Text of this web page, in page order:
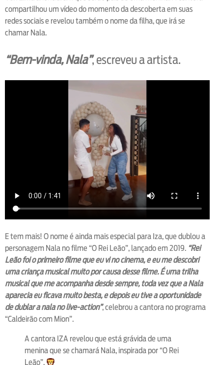
compartilhou um vídeo do momento da descoberta em suas
redes sociais e revelou também o nome da filha, que irá se
chamar Nala.
“Bem-vinda, Nala”, escreveu a artista.
E tem mais! O nome é ainda mais especial para Iza, que dublou a
personagem Nala no filme “O Rei Leão”, lançado em 2019. “Rei
Leão foi o primeiro filme que eu vi no cinema, e eu me descobri
uma criança musical muito por causa desse filme. É uma trilha
musical que me acompanha desde sempre, toda vez que a Nala
aparecia eu ficava muito besta, e depois eu tive a oportunidade
de dublar a nala no live-action”, celebrou a cantora no programa
“Caldeirão com Mion”.
A cantora IZA revelou que está grávida de uma
menina que se chamará Nala, inspirada por “O Rei
Leão”.